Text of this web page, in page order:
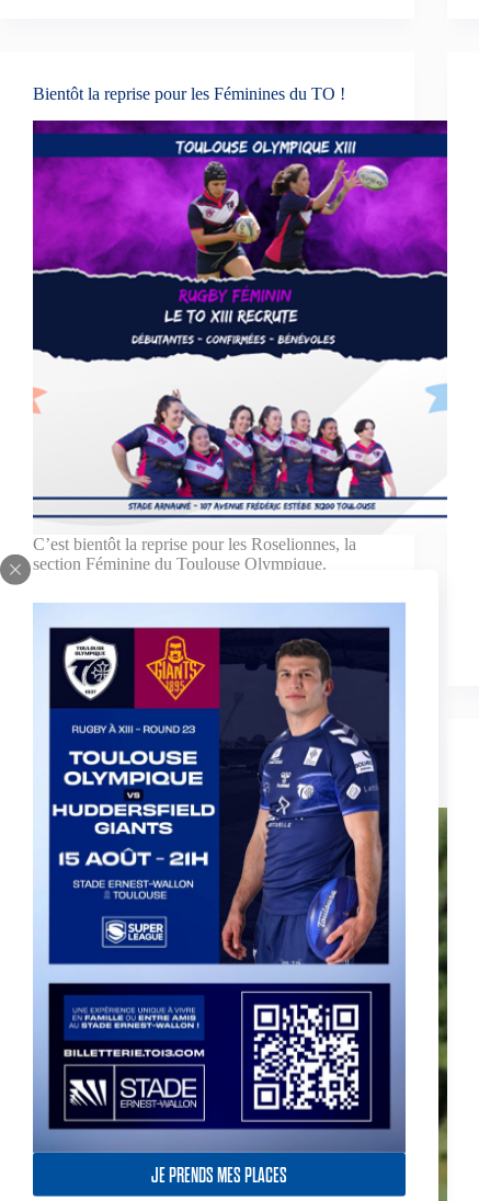
JE PRENDS MES PLACES
Bientôt la reprise pour les Féminines du TO !
C’est bientôt la reprise pour les Roselionnes, la
section Féminine du Toulouse Olympique.
17 August 2023
Journée Internationale des Droits des Femmes :
Faites connaissance avec Stéphanie LUTHIER